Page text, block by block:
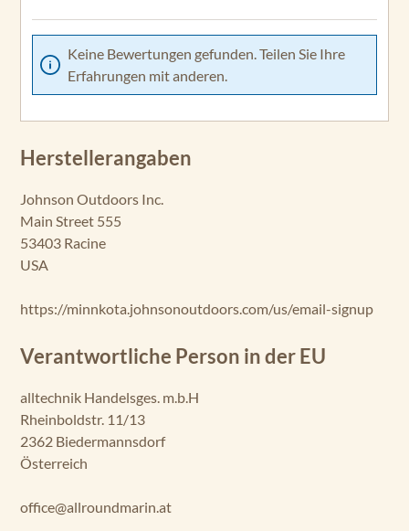
Keine Bewertungen gefunden. Teilen Sie Ihre
Erfahrungen mit anderen.
Herstellerangaben
Johnson Outdoors Inc.
Main Street 555
53403 Racine
USA
https://minnkota.johnsonoutdoors.com/us/email-signup
Verantwortliche Person in der EU
alltechnik Handelsges. m.b.H
Rheinboldstr. 11/13
2362 Biedermannsdorf
Österreich
office@allroundmarin.at